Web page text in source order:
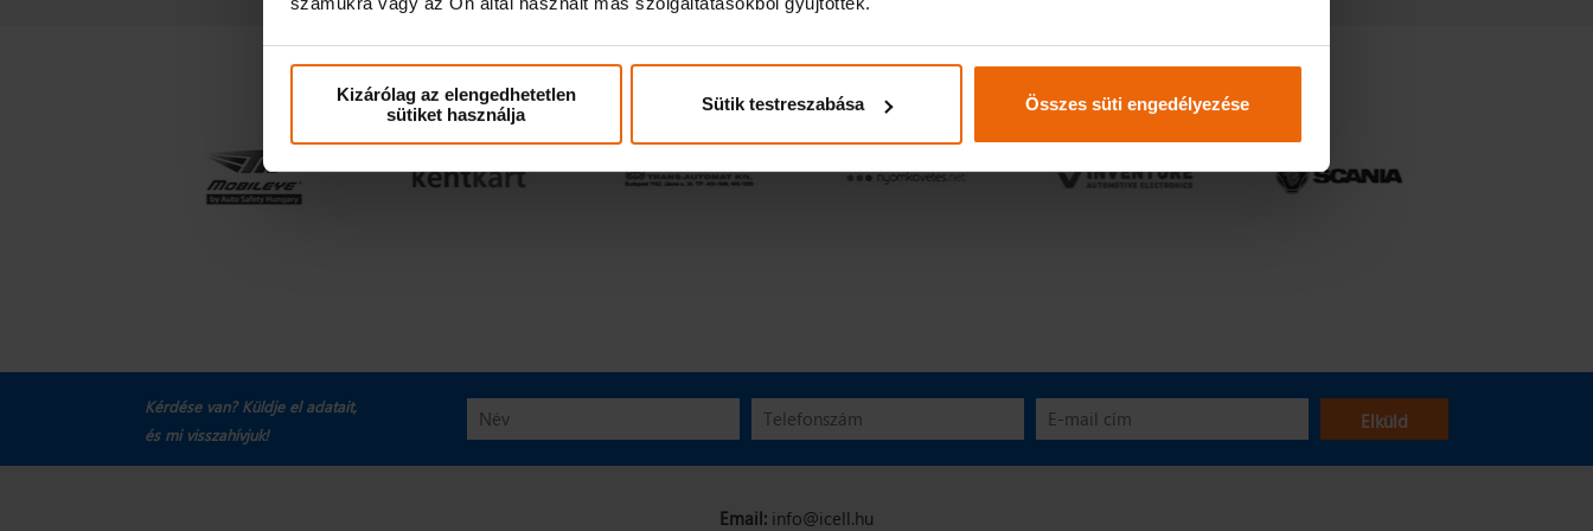
Kizárólag az elengedhetetlen
sütiket használja
Sütik testreszabása Összes süti engedélyezése
Kérdése van? Küldje el adatait,
és mi visszahívjuk!
Email: info@icell.hu